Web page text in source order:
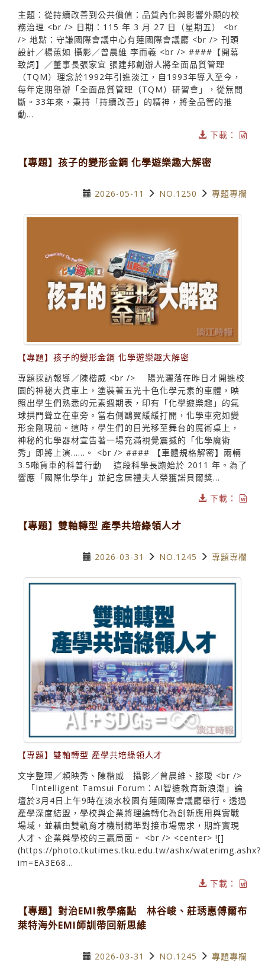
主題：從持續改善到公共價值：品質內化與影響外顯的校
務治理 <br /> 日期：115 年 3 月 27 日（星期五） <br
/> 地點：守謙國際會議中心有蓮國際會議廳 <br /> 刊頭
設計／楊蕙如 攝影／曾晨維 李而義 <br /> ####【開幕
致詞】／董事長張家宜 張建邦創辦人將全面品質管理
（TQM）理念於1992年引進淡江，自1993年導入至今，
每年定期舉辦「全面品質管理（TQM）研習會」，從無間
斷。33年來，秉持「持續改善」的精神，將全品管的推
動...
下載：
【專題】孩子的變形金鋼 化學遊樂趣大解密
2026-05-11 NO.1250 專題專欄
【專題】孩子的變形金鋼 化學遊樂趣大解密
專題採訪報導／陳楷威 <br /> 陽光灑落在昨日才開進校
園的神秘大貨車上，塗裝著五光十色化學元素的車體，映
照出學生們熟悉的元素週期表，印有「化學遊樂趣」的氣
球拱門聳立在車旁。當右側鷗翼緩緩打開，化學車宛如變
形金剛現前。這時，學生們的目光移至舞台的魔術桌上，
神秘的化學器材宣告著一場充滿視覺震撼的「化學魔術
秀」即將上演……。 <br /> #### 【車體規格解密】兩輛
3.5噸貨車的科普行動 這段科學長跑始於 2011 年。為了
響應「國際化學年」並紀念居禮夫人榮獲諾貝爾獎...
下載：
【專題】雙軸轉型 產學共培綠領人才
2026-03-31 NO.1245 專題專欄
【專題】雙軸轉型 產學共培綠領人才
文字整理／賴映秀、陳楷威 攝影／曾晨維、滕璦 <br />
「Intelligent Tamsui Forum：AI智造教育新浪潮」論
壇於3月4日上午9時在淡水校園有蓮國際會議廳舉行。透過
產學深度結盟，學校與企業將理論轉化為創新應用與實戰
場域，並藉由雙軌育才機制精準對接市場需求，期許實現
人才、企業與學校的三贏局面。 <br /> <center> ![]
(https://photo.tkutimes.tku.edu.tw/ashx/waterimg.ashx?
im=EA3E68...
下載：
【專題】對治EMI教學痛點 林谷峻、莊琇惠傅爾布
萊特海外EMI師訓帶回新思維
2026-03-31 NO.1245 專題專欄